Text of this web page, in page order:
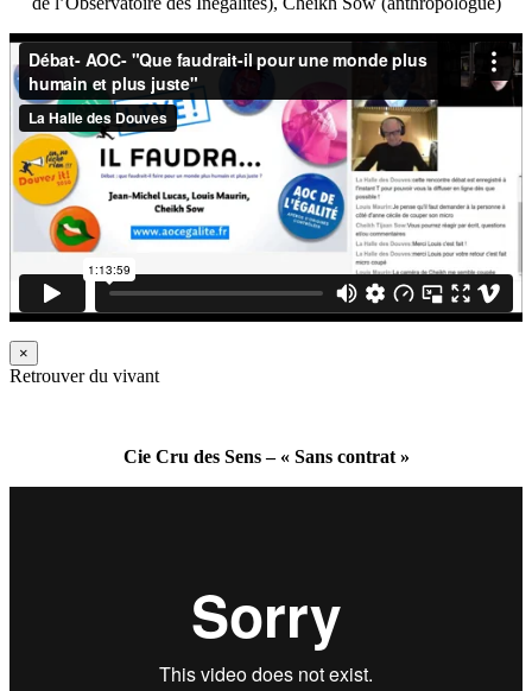
×
Retrouver du vivant
Cie Cru des Sens – « Sans contrat »